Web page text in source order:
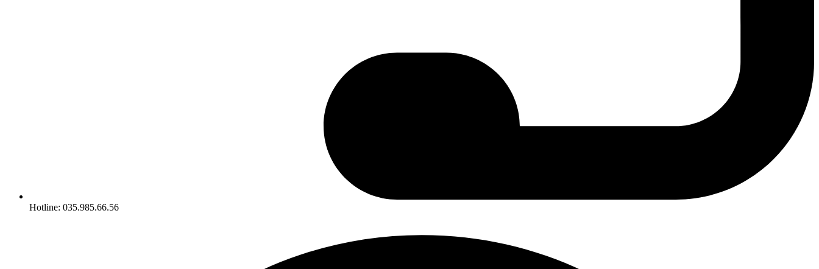
Hotline: 035.985.66.56